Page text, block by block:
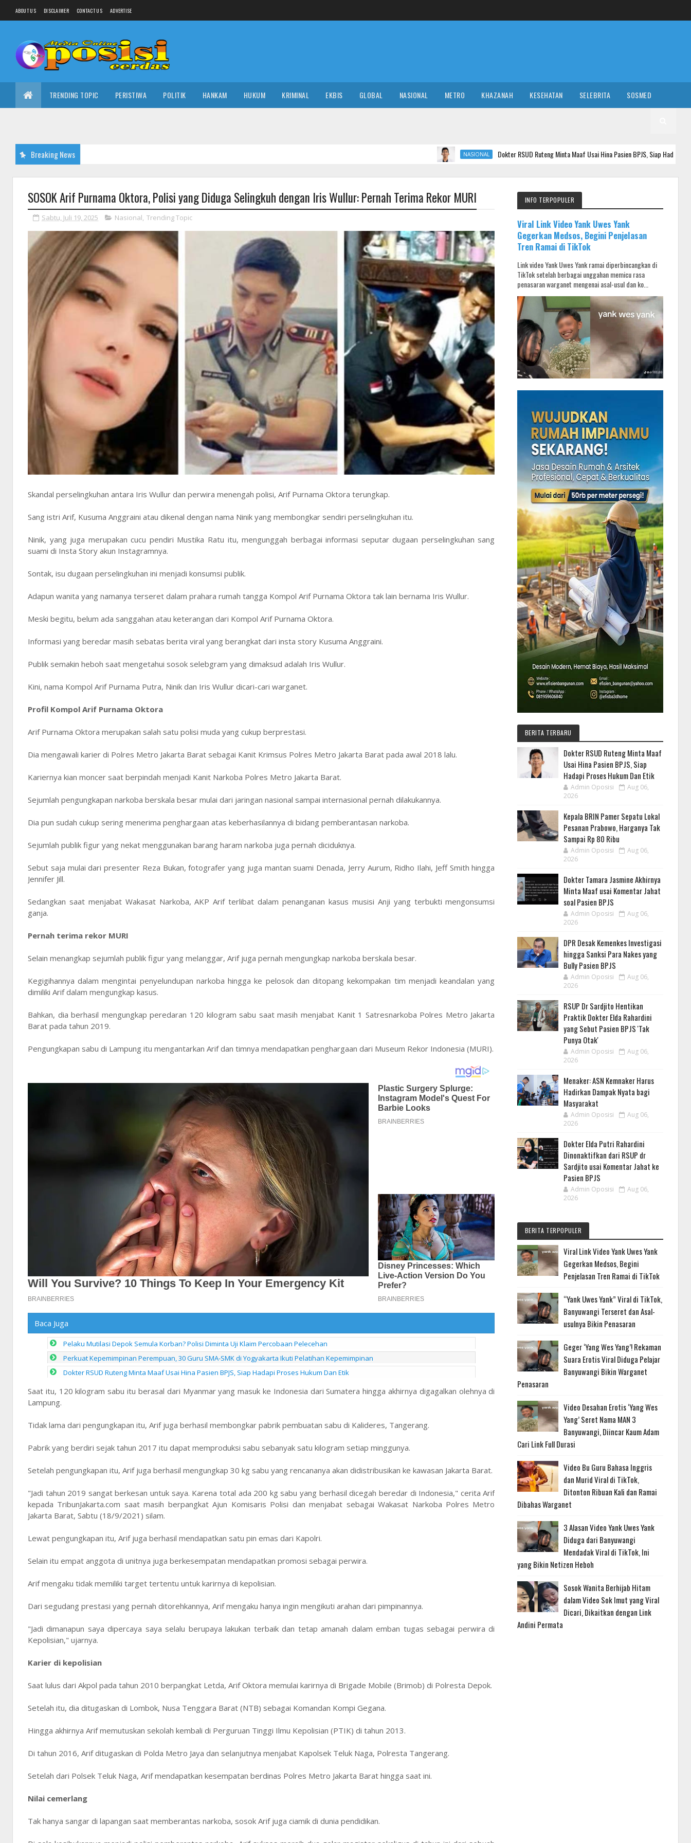
ABOUT US DISCLAIMER CONTACT US ADVERTISE
TRENDING TOPIC PERISTIWA POLITIK HANKAM HUKUM KRIMINAL EKBIS GLOBAL NASIONAL METRO KHAZANAH KESEHATAN SELEBRITA SOSMED
Breaking News NASIONAL Dokter RSUD Ruteng Minta Maaf Usai Hina Pasien BPJS, Siap Hadapi Proses Hukum
SOSOK Arif Purnama Oktora, Polisi yang Diduga Selingkuh dengan Iris Wullur: Pernah Terima Rekor MURI
Sabtu, Juli 19, 2025 Nasional, Trending Topic
Skandal perselingkuhan antara Iris Wullur dan perwira menengah polisi, Arif Purnama Oktora terungkap.
Sang istri Arif, Kusuma Anggraini atau dikenal dengan nama Ninik yang membongkar sendiri perselingkuhan itu.
Ninik, yang juga merupakan cucu pendiri Mustika Ratu itu, mengunggah berbagai informasi seputar dugaan perselingkuhan sang
suami di Insta Story akun Instagramnya.
Sontak, isu dugaan perselingkuhan ini menjadi konsumsi publik.
Adapun wanita yang namanya terseret dalam prahara rumah tangga Kompol Arif Purnama Oktora tak lain bernama Iris Wullur.
Meski begitu, belum ada sanggahan atau keterangan dari Kompol Arif Purnama Oktora.
Informasi yang beredar masih sebatas berita viral yang berangkat dari insta story Kusuma Anggraini.
Publik semakin heboh saat mengetahui sosok selebgram yang dimaksud adalah Iris Wullur.
Kini, nama Kompol Arif Purnama Putra, Ninik dan Iris Wullur dicari-cari warganet.
Profil Kompol Arif Purnama Oktora
Arif Purnama Oktora merupakan salah satu polisi muda yang cukup berprestasi.
Dia mengawali karier di Polres Metro Jakarta Barat sebagai Kanit Krimsus Polres Metro Jakarta Barat pada awal 2018 lalu.
Kariernya kian moncer saat berpindah menjadi Kanit Narkoba Polres Metro Jakarta Barat.
Sejumlah pengungkapan narkoba berskala besar mulai dari jaringan nasional sampai internasional pernah dilakukannya.
Dia pun sudah cukup sering menerima penghargaan atas keberhasilannya di bidang pemberantasan narkoba.
Sejumlah publik figur yang nekat menggunakan barang haram narkoba juga pernah diciduknya.
Sebut saja mulai dari presenter Reza Bukan, fotografer yang juga mantan suami Denada, Jerry Aurum, Ridho Ilahi, Jeff Smith hingga
Jennifer Jill.
Sedangkan saat menjabat Wakasat Narkoba, AKP Arif terlibat dalam penanganan kasus musisi Anji yang terbukti mengonsumsi
ganja.
Pernah terima rekor MURI
Selain menangkap sejumlah publik figur yang melanggar, Arif juga pernah mengungkap narkoba berskala besar.
Kegigihannya dalam mengintai penyelundupan narkoba hingga ke pelosok dan ditopang kekompakan tim menjadi keandalan yang
dimiliki Arif dalam mengungkap kasus.
Bahkan, dia berhasil mengungkap peredaran 120 kilogram sabu saat masih menjabat Kanit 1 Satresnarkoba Polres Metro Jakarta
Barat pada tahun 2019.
Pengungkapan sabu di Lampung itu mengantarkan Arif dan timnya mendapatkan penghargaan dari Museum Rekor Indonesia (MURI).
Baca Juga
Pelaku Mutilasi Depok Semula Korban? Polisi Diminta Uji Klaim Percobaan Pelecehan
Perkuat Kepemimpinan Perempuan, 30 Guru SMA-SMK di Yogyakarta Ikuti Pelatihan Kepemimpinan
Dokter RSUD Ruteng Minta Maaf Usai Hina Pasien BPJS, Siap Hadapi Proses Hukum Dan Etik
Saat itu, 120 kilogram sabu itu berasal dari Myanmar yang masuk ke Indonesia dari Sumatera hingga akhirnya digagalkan olehnya di
Lampung.
Tidak lama dari pengungkapan itu, Arif juga berhasil membongkar pabrik pembuatan sabu di Kalideres, Tangerang.
Pabrik yang berdiri sejak tahun 2017 itu dapat memproduksi sabu sebanyak satu kilogram setiap minggunya.
Setelah pengungkapan itu, Arif juga berhasil mengungkap 30 kg sabu yang rencananya akan didistribusikan ke kawasan Jakarta Barat.
"Jadi tahun 2019 sangat berkesan untuk saya. Karena total ada 200 kg sabu yang berhasil dicegah beredar di Indonesia," cerita Arif
kepada TribunJakarta.com saat masih berpangkat Ajun Komisaris Polisi dan menjabat sebagai Wakasat Narkoba Polres Metro
Jakarta Barat, Sabtu (18/9/2021) silam.
Lewat pengungkapan itu, Arif juga berhasil mendapatkan satu pin emas dari Kapolri.
Selain itu empat anggota di unitnya juga berkesempatan mendapatkan promosi sebagai perwira.
Arif mengaku tidak memiliki target tertentu untuk karirnya di kepolisian.
Dari segudang prestasi yang pernah ditorehkannya, Arif mengaku hanya ingin mengikuti arahan dari pimpinannya.
"Jadi dimanapun saya dipercaya saya selalu berupaya lakukan terbaik dan tetap amanah dalam emban tugas sebagai perwira di
Kepolisian," ujarnya.
Karier di kepolisian
Saat lulus dari Akpol pada tahun 2010 berpangkat Letda, Arif Oktora memulai karirnya di Brigade Mobile (Brimob) di Polresta Depok.
Setelah itu, dia ditugaskan di Lombok, Nusa Tenggara Barat (NTB) sebagai Komandan Kompi Gegana.
Hingga akhirnya Arif memutuskan sekolah kembali di Perguruan Tinggi Ilmu Kepolisian (PTIK) di tahun 2013.
Di tahun 2016, Arif ditugaskan di Polda Metro Jaya dan selanjutnya menjabat Kapolsek Teluk Naga, Polresta Tangerang.
Setelah dari Polsek Teluk Naga, Arif mendapatkan kesempatan berdinas Polres Metro Jakarta Barat hingga saat ini.
Nilai cemerlang
Tak hanya sangar di lapangan saat memberantas narkoba, sosok Arif juga ciamik di dunia pendidikan.
INFO TERPOPULER
Viral Link Video Yank Uwes Yank
Gegerkan Medsos, Begini Penjelasan
Tren Ramai di TikTok
Link video Yank Uwes Yank ramai diperbincangkan di
TikTok setelah berbagai unggahan memicu rasa
penasaran warganet mengenai asal-usul dan ko...
BERITA TERBARU
Dokter RSUD Ruteng Minta Maaf
Usai Hina Pasien BPJS, Siap
Hadapi Proses Hukum Dan Etik
Admin Oposisi
Aug 06,
2026
Kepala BRIN Pamer Sepatu Lokal
Pesanan Prabowo, Harganya Tak
Sampai Rp 80 Ribu
Admin Oposisi
Aug 06,
2026
Dokter Tamara Jasmine Akhirnya
Minta Maaf usai Komentar Jahat
soal Pasien BPJS
Admin Oposisi
Aug 06,
2026
DPR Desak Kemenkes Investigasi
hingga Sanksi Para Nakes yang
Bully Pasien BPJS
Admin Oposisi
Aug 06,
2026
RSUP Dr Sardjito Hentikan
Praktik Dokter Elda Rahardini
yang Sebut Pasien BPJS 'Tak
Punya Otak'
Admin Oposisi
Aug 06,
2026
Menaker: ASN Kemnaker Harus
Hadirkan Dampak Nyata bagi
Masyarakat
Admin Oposisi
Aug 06,
2026
Dokter Elda Putri Rahardini
Dinonaktifkan dari RSUP dr
Sardjito usai Komentar Jahat ke
Pasien BPJS
Admin Oposisi
Aug 06,
2026
BERITA TERPOPULER
Viral Link Video Yank Uwes Yank
Gegerkan Medsos, Begini
Penjelasan Tren Ramai di TikTok
“Yank Uwes Yank” Viral di TikTok,
Banyuwangi Terseret dan Asal-
usulnya Bikin Penasaran
Geger ‘Yang Wes Yang’! Rekaman
Suara Erotis Viral Diduga Pelajar
Banyuwangi Bikin Warganet
Penasaran
Video Desahan Erotis ‘Yang Wes
Yang’ Seret Nama MAN 3
Banyuwangi, Diincar Kaum Adam
Cari Link Full Durasi
Video Bu Guru Bahasa Inggris
dan Murid Viral di TikTok,
Ditonton Ribuan Kali dan Ramai
Dibahas Warganet
3 Alasan Video Yank Uwes Yank
Diduga dari Banyuwangi
Mendadak Viral di TikTok, Ini
yang Bikin Netizen Heboh
Sosok Wanita Berhijab Hitam
dalam Video Sok Imut yang Viral
Dicari, Dikaitkan dengan Link
Andini Permata